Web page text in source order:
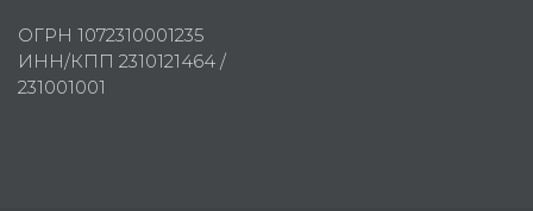
ОГРН 1072310001235
ИНН/КПП 2310121464 /
231001001